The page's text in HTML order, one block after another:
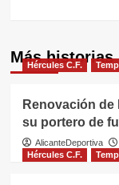
Más historias
Hércules C.F.
Renovación de
su portero de
AlicanteDeportiva
Hércules C.F.